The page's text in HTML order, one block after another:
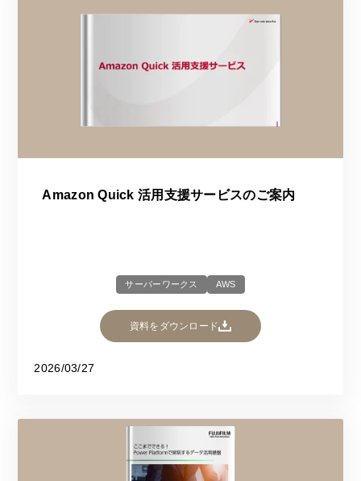
Amazon Quick 活用支援サービスのご案内
サーバーワークス AWS
資料をダウンロード
2026/03/27